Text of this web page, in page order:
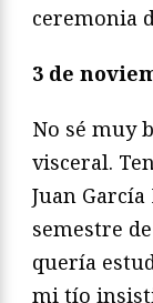
ceremonia
3 de
No sé muy
visceral.
Juan
semestre
quería
mi tío